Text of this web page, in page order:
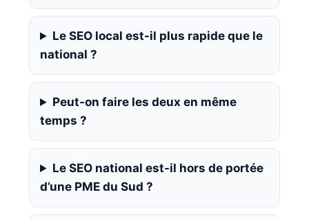
Le SEO local est-il plus rapide que le
national ?
Peut-on faire les deux en même
temps ?
Le SEO national est-il hors de portée
d’une PME du Sud ?